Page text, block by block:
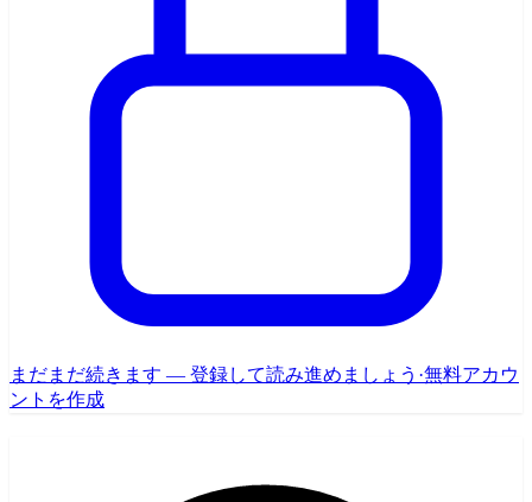
まだまだ続きます — 登録して読み進めましょう ·無料アカウ
ントを作成